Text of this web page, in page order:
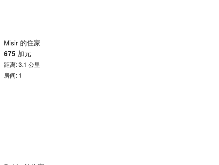
Misir 的住家
675 加元
距离: 3.1 公里
房间: 1